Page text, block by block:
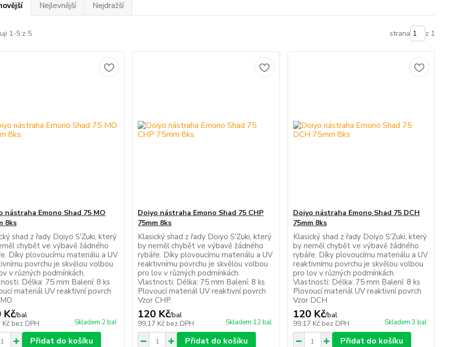
Nejlevnější Nejdražší
1-5 z 5 strana z 1
nástraha Emono Shad 75 MO
8ks
shad z řady Doiyo S'Zuki, který
chybět ve výbavě žádného
Díky plovoucímu materiálu a UV
povrchu je skvělou volbou
v různých podmínkách.
Délka: 75 mm Balení: 8 ks
materiál UV reaktivní povrch
Kč/bal
Kč bez DPH Skladem 2 bal
Přidat do košíku
Doiyo nástraha Emono Shad 75 CHP
75mm 8ks
Klasický shad z řady Doiyo S'Zuki, který
by neměl chybět ve výbavě žádného
rybáře. Díky plovoucímu materiálu a UV
reaktivnímu povrchu je skvělou volbou
pro lov v různých podmínkách.
Vlastnosti: Délka: 75 mm Balení: 8 ks
Plovoucí materiál UV reaktivní povrch
Vzor CHP
120 Kč/bal
99,17 Kč bez DPH Skladem 12 bal
Přidat do košíku
Doiyo nástraha Emono Shad 75 DCH
75mm 8ks
Klasický shad z řady Doiyo S'Zuki, který
by neměl chybět ve výbavě žádného
rybáře. Díky plovoucímu materiálu a UV
reaktivnímu povrchu je skvělou volbou
pro lov v různých podmínkách.
Vlastnosti: Délka: 75 mm Balení: 8 ks
Plovoucí materiál UV reaktivní povrch
Vzor DCH
120 Kč/bal
99,17 Kč bez DPH Skladem 3 bal
Přidat do košíku